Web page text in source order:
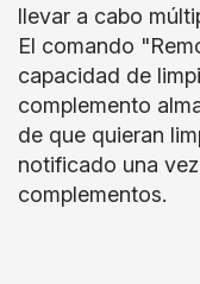
llevar a cabo
El comando
capacidad de
complemento
de que quieran
notificado una
complementos.